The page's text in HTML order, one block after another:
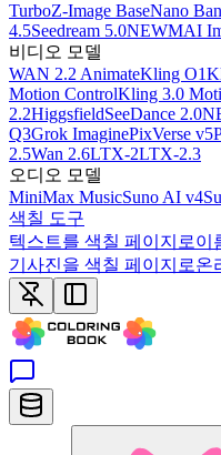
TurboZ-Image BaseNano
4.5Seedream 5.0NEWMAI
비디오 모델
WAN 2.2 AnimateKling O1
Motion ControlKling 3.0
2.2HiggsfieldSeeDance 2.0
Q3Grok ImaginePixVerse v5
2.5Wan 2.6LTX-2LTX-2.3
오디오 모델
MiniMax MusicSuno AI v4
색칠 도구
텍스트를 색칠 페이지로이
기 사진을 색칠 페이지로온